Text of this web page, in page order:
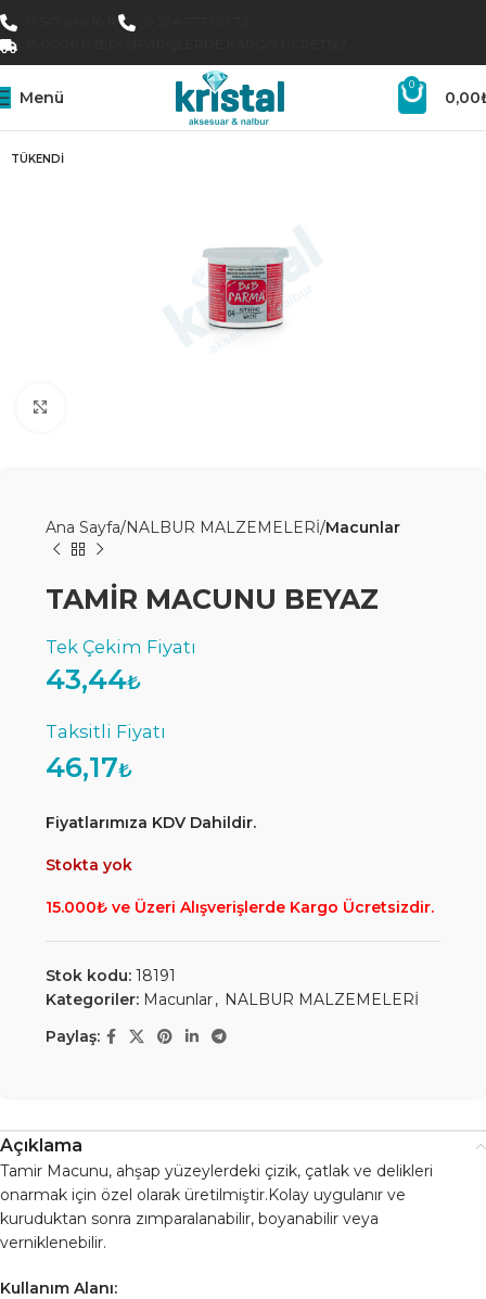
Menü
0
0,00
TÜKENDI
Ana Sayfa NALBUR MALZEMELERİ Macunlar
TAMİR MACUNU BEYAZ
43,44₺
46,17₺
Fiyatlarımıza KDV Dahildir.
Stokta yok
15.000₺ ve Üzeri Alışverişlerde Kargo Ücretsizdir.
Stok kodu: 18191
Kategoriler: Macunlar, NALBUR MALZEMELERİ
Paylaş:
Açıklama
Tamir Macunu, ahşap yüzeylerdeki çizik, çatlak ve delikleri
onarmak için özel olarak üretilmiştir.Kolay uygulanır ve
kuruduktan sonra zımparalanabilir, boyanabilir veya
verniklenebilir.
Kullanım Alanı: